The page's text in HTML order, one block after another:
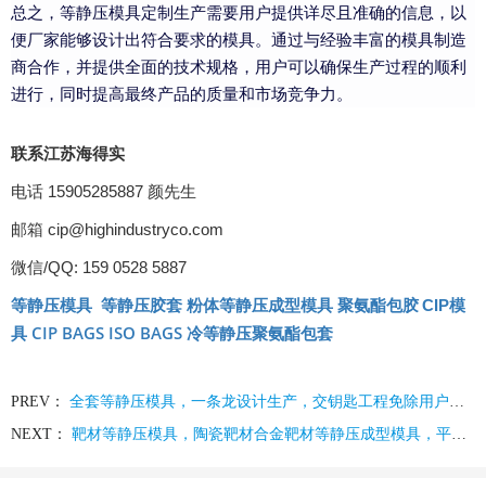
总之，等静压模具定制生产需要用户提供详尽且准确的信息，以
便厂家能够设计出符合要求的模具。通过与经验丰富的模具制造
商合作，并提供全面的技术规格，用户可以确保生产过程的顺利
进行，同时提高最终产品的质量和市场竞争力。
联系江苏海得实
电话 15905285887 颜先生
邮箱 cip@highindustryco.com
微信/QQ: 159 0528 5887
等静压模具 等静压胶套 粉体等静压成型模具 聚氨酯包胶CIP模
具 CIP BAGS ISO BAGS 冷等静压聚氨酯包套
PREV： 全套等静压模具，一条龙设计生产，交钥匙工程免除用户的忧虑，江苏海得实定制生产
NEXT： 靶材等静压模具，陶瓷靶材合金靶材等静压成型模具，平面靶材旋转靶材溅射靶材等静压胶套包套皮套模具生产厂家江苏海得实